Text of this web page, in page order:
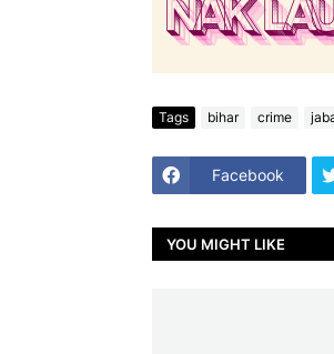
Tags bihar crime
Facebook
YOU MIGHT LIKE